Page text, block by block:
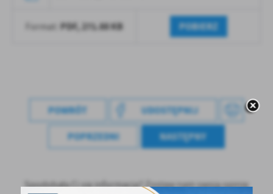
Format: PDF, 271.88 KB POBIERZ
POWRÓT UDOSTĘPNIJ
POPRZEDNI NASTĘPNY
Spodobała Ci się informacja? Zostaw nam swoją opinię